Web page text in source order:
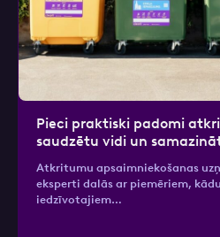
Pieci praktiski padomi
saudzētu vidi un
Atkritumu apsaimniekošanas
eksperti dalās ar piemēriem,
iedzīvotajiem…